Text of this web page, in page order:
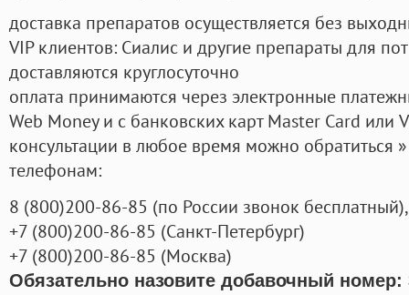
доставка препаратов осуществляется без
VIP клиентов: Сиалис и другие препараты для
доставляются круглосуточно
оплата принимаются через электронные
Web Money и с банковских карт Master Card или
консультации в любое время можно обратиться
телефонам:
8 (800)200-86-85 (по России звонок бесплатный),
+7 (800)200-86-85 (Санкт-Петербург)
+7 (800)200-86-85 (Москва)
Обязательно назовите добавочный номер: